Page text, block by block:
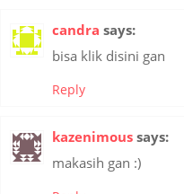
candra says:
bisa klik disini gan
Reply
kazenimous says:
makasih gan :)